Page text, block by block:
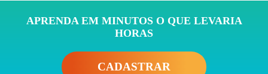
APRENDA EM MINUTOS O QUE LEVARIA
HORAS
CADASTRAR